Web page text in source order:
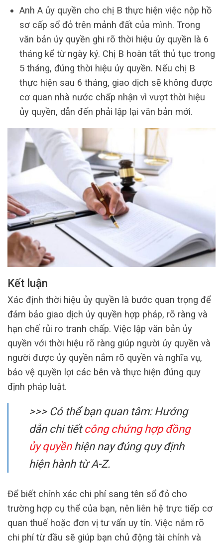
Anh A ủy quyền cho chị B thực hiện việc nộp hồ
sơ cấp sổ đỏ trên mảnh đất của mình. Trong
văn bản ủy quyền ghi rõ thời hiệu ủy quyền là 6
tháng kể từ ngày ký. Chị B hoàn tất thủ tục trong
5 tháng, đúng thời hiệu ủy quyền. Nếu chị B
thực hiện sau 6 tháng, giao dịch sẽ không được
cơ quan nhà nước chấp nhận vì vượt thời hiệu
ủy quyền, dẫn đến phải lập lại văn bản mới.
Kết luận
Xác định thời hiệu ủy quyền là bước quan trọng để
đảm bảo giao dịch ủy quyền hợp pháp, rõ ràng và
hạn chế rủi ro tranh chấp. Việc lập văn bản ủy
quyền với thời hiệu rõ ràng giúp người ủy quyền và
người được ủy quyền nắm rõ quyền và nghĩa vụ,
bảo vệ quyền lợi các bên và thực hiện đúng quy
định pháp luật.
>>> Có thể bạn quan tâm: Hướng
dẫn chi tiếtcông chứng hợp đồng
ủy quyềnhiện nay đúng quy định
hiện hành từ A-Z.
Để biết chính xác chi phí sang tên sổ đỏ cho
trường hợp cụ thể của bạn, nên liên hệ trực tiếp cơ
quan thuế hoặc đơn vị tư vấn uy tín. Việc nắm rõ
chi phí từ đầu sẽ giúp bạn chủ động tài chính và